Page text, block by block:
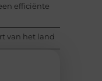
efficiënte
van het land